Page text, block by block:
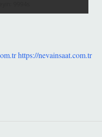
https://nevainsaat.com.tr